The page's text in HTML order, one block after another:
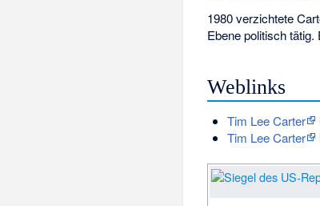
1980 verzichtete
Ebene politisch
Weblinks
Tim Lee Carter
Tim Lee Carter